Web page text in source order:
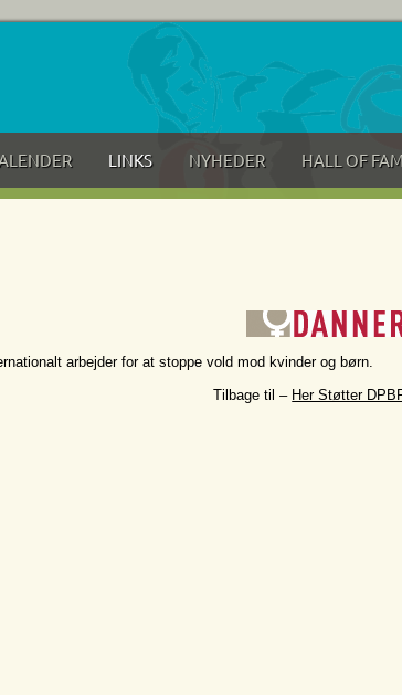
LINKS NYHEDER HALL OF
arbejder for at stoppe vold mod kvinder og børn.
Tilbage til – Her Støtter